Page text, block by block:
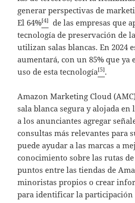
generar perspectivas de
El 64%[4] de las empresas que
tecnología de preservación de
utilizan salas blancas. En 2024
aumentará, con un 85% que ya
uso de esta tecnología[5].
Amazon Marketing Cloud
sala blanca segura y alojada
a los anunciantes agregar
consultas más relevantes para
puede ayudar a las marcas a
conocimiento sobre las rutas
puntos entre las tiendas de
minoristas propios o crear
para identificar la participación